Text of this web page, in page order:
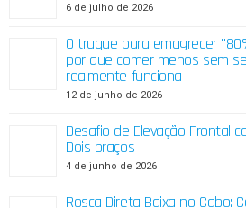
6 de julho de 2026
O truque para emagrecer
por que comer menos sem
realmente funciona
12 de junho de 2026
Desafio de Elevação Frontal
Dois braços
4 de junho de 2026
Rosca Direta Baixa no Cabo: